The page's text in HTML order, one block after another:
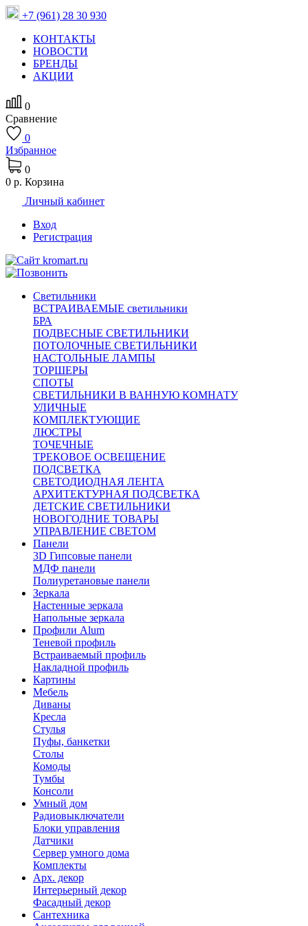
+7 (961) 28 30 930
КОНТАКТЫ
НОВОСТИ
БРЕНДЫ
АКЦИИ
0
Сравнение
0
Избранное
0
0 р. Корзина
Личный кабинет
Вход
Регистрация
Светильники
ВСТРАИВАЕМЫЕ светильники
БРА
ПОДВЕСНЫЕ СВЕТИЛЬНИКИ
ПОТОЛОЧНЫЕ СВЕТИЛЬНИКИ
НАСТОЛЬНЫЕ ЛАМПЫ
ТОРШЕРЫ
СПОТЫ
СВЕТИЛЬНИКИ В ВАННУЮ КОМНАТУ
УЛИЧНЫЕ
КОМПЛЕКТУЮЩИЕ
ЛЮСТРЫ
ТОЧЕЧНЫЕ
ТРЕКОВОЕ ОСВЕЩЕНИЕ
ПОДСВЕТКА
СВЕТОДИОДНАЯ ЛЕНТА
АРХИТЕКТУРНАЯ ПОДСВЕТКА
ДЕТСКИЕ СВЕТИЛЬНИКИ
НОВОГОДНИЕ ТОВАРЫ
УПРАВЛЕНИЕ СВЕТОМ
Панели
3D Гипсовые панели
МДФ панели
Полиуретановые панели
Зеркала
Настенные зеркала
Напольные зеркала
Профили Alum
Теневой профиль
Встраиваемый профиль
Накладной профиль
Картины
Мебель
Диваны
Кресла
Стулья
Пуфы, банкетки
Столы
Комоды
Тумбы
Консоли
Умный дом
Радиовыключатели
Блоки управления
Датчики
Сервер умного дома
Комплекты
Арх. декор
Интерьерный декор
Фасадный декор
Сантехника